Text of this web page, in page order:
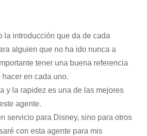
la introducción que da de cada
alguien que no ha ido nunca a
tener una buena referencia
en cada uno.
y la rapidez es una de las mejores
agente.
servicio para Disney, sino para otros
con esta agente para mis